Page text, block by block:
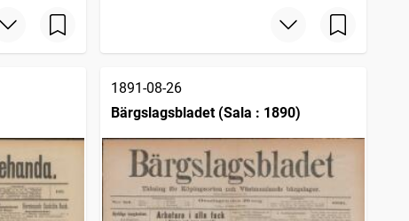
1891-08-26
Bärgslagsbladet (Sala : 1890)